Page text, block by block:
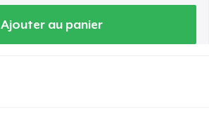
Ajouter au panier